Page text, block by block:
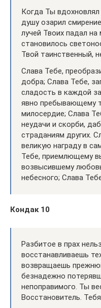
Когда Ты
душу озарил
лучей Твоих падал
становилось
Твой таинственный,
Слава Тебе,
добра; Слава Тебе,
сладость в каждой
явно пребывающему
милосердие; Слава
неудачи и скорби,
страданиям других.
великую награду в
Тебе, приемлющему
возвысившему
небесного; Слава
Кондак 10
Разбитое в прах
восстанавливаешь
возвращаешь
безнадежно
непоправимого. Ты
Восстановитель.